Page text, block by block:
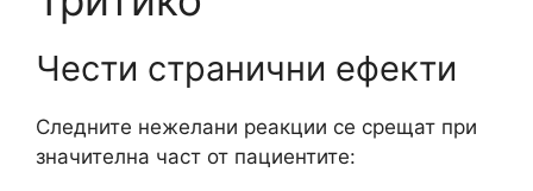
Чести странични ефекти
Следните нежелани реакции се срещат при
значителна част от пациентите: